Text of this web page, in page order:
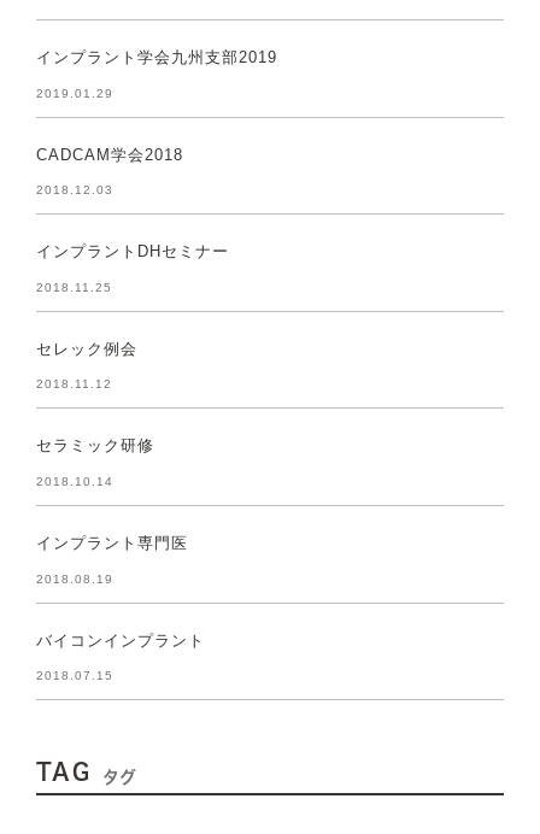
インプラント学会九州支部2019
2019.01.29
CADCAM学会2018
2018.12.03
インプラントDHセミナー
2018.11.25
セレック例会
2018.11.12
セラミック研修
2018.10.14
インプラント専門医
2018.08.19
バイコンインプラント
2018.07.15
TAG タグ